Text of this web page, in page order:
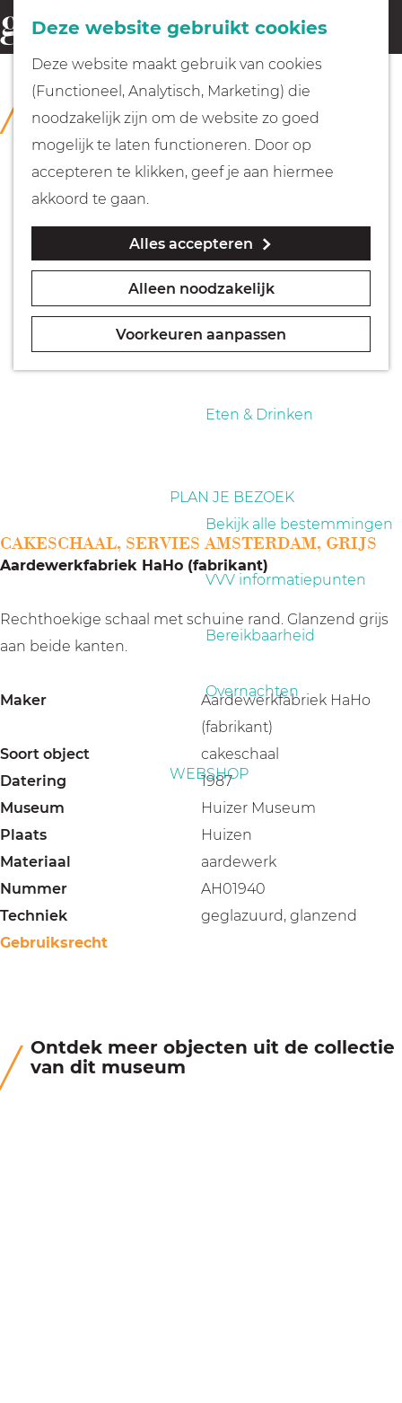
Deze website gebruikt cookies
Deze website maakt gebruik van cookies
(Functioneel, Analytisch, Marketing) die
noodzakelijk zijn om de website zo goed
mogelijk te laten functioneren. Door op
accepteren te klikken, geef je aan hiermee
akkoord te gaan.
Alles accepteren
Alleen noodzakelijk
Voorkeuren aanpassen
G
a
Fietsen
Wandelen
Geocachen
Naar het museum
Eten & Drinken
PLAN JE BEZOEK
Bekijk alle bestemmingen
VVV informatiepunten
Bereikbaarheid
Overnachten
WEBSHOP
o
e
k
e
n
COLLECTIE
Huizer Museum
CAKESCHAAL, SERVIES AMSTERDAM, GRIJS
Aardewerkfabriek HaHo (fabrikant)
Rechthoekige schaal met schuine rand. Glanzend grijs
aan beide kanten.
Maker
Aardewerkfabriek HaHo
(fabrikant)
Soort object
cakeschaal
Datering
1987
Museum
Huizer Museum
Plaats
Huizen
Materiaal
aardewerk
Nummer
AH01940
Techniek
geglazuurd, glanzend
Gebruiksrecht
Ontdek meer objecten uit de collectie
van dit museum